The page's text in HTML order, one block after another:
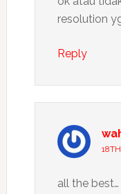
resolution
Reply
all the best…